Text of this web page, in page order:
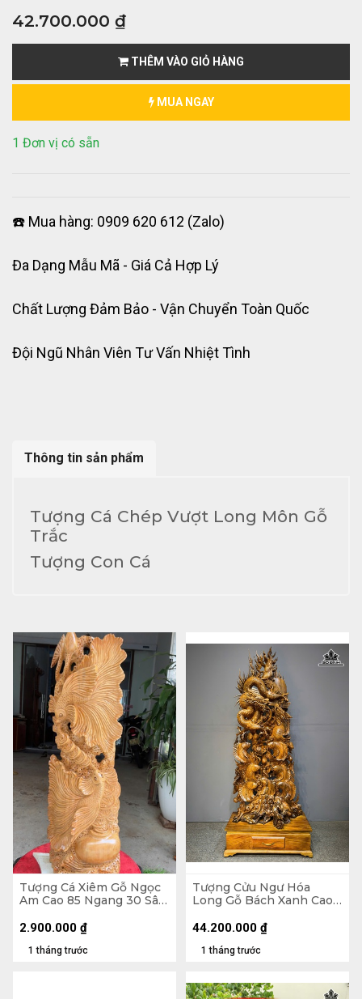
42.700.000 ₫
THÊM VÀO GIỎ HÀNG
MUA NGAY
1 Đơn vị có sẵn
☎️ Mua hàng: 0909 620 612 (Zalo)
Đa Dạng Mẫu Mã - Giá Cả Hợp Lý
Chất Lượng Đảm Bảo - Vận Chuyển Toàn Quốc
Đội Ngũ Nhân Viên Tư Vấn Nhiệt Tình
Thông tin sản phẩm
Tượng Cá Chép Vượt Long Môn Gỗ
Trắc
Tượng Con Cá
Tượng Cá Xiêm Gỗ Ngọc
Am Cao 85 Ngang 30 Sâu
1 tháng trước
2.900.000 ₫
Tượng Cửu Ngư Hóa
Long Gỗ Bách Xanh Cao
45 (cm) - Kỷ Cao 30
1 tháng trước
44.200.000 ₫